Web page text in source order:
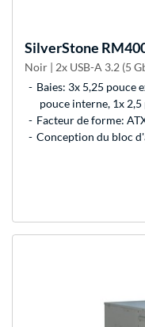
SilverStone
Noir | 2x USB-A 3.2 (5
Baies: 3x 5,25 pouce
pouce interne, 1x
Facteur de forme:
Conception du bloc